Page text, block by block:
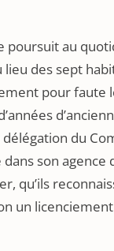
poursuit au
lieu des sept
pour faute
du
son
qu’ils
un